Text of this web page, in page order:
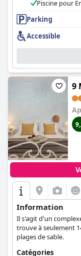
Piscine pour
Parking
Accessible
9
Information
Il s'agit d'un
trouve à seulement
plages de sable.
Catégories